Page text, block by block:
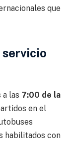
que
servicio
a las 7:00 de la
en el
habilitados con